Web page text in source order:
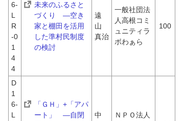
6-
L
R
-0
1
4
4
未来のふるさと
づくり　―空き
家と棚田を活用
した準村民制度
の検討
遠
山
真治
一般社団法
人高根コミ
ュニティラ
ボわぁら
100
D
1
6-
L
「ＧＨ」+「アパ
ート」　―自閉
中
ＮＰＯ法人